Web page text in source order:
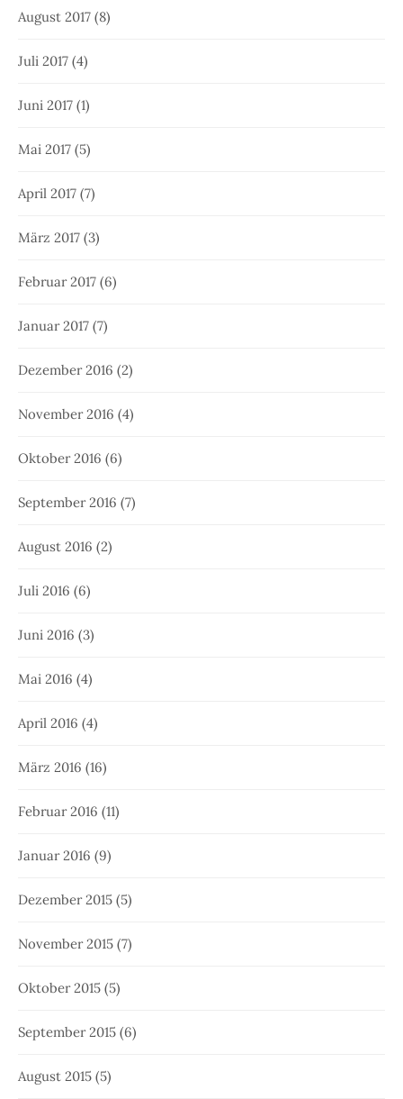
August 2017 (8)
Juli 2017 (4)
Juni 2017 (1)
Mai 2017 (5)
April 2017 (7)
März 2017 (3)
Februar 2017 (6)
Januar 2017 (7)
Dezember 2016 (2)
November 2016 (4)
Oktober 2016 (6)
September 2016 (7)
August 2016 (2)
Juli 2016 (6)
Juni 2016 (3)
Mai 2016 (4)
April 2016 (4)
März 2016 (16)
Februar 2016 (11)
Januar 2016 (9)
Dezember 2015 (5)
November 2015 (7)
Oktober 2015 (5)
September 2015 (6)
August 2015 (5)